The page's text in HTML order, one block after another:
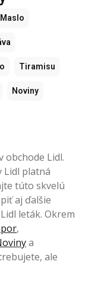
Maslo
Tiramisu
Noviny
obchode Lidl.
Lidl platná
túto skvelú
aj ďalšie
leták. Okrem
,
a
ale